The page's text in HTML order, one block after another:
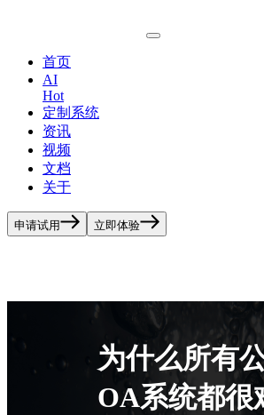
首页
AI
Hot
定制系统
资讯
视频
文档
关于
申请试用 立即体验
为什么所有
OA系统都很